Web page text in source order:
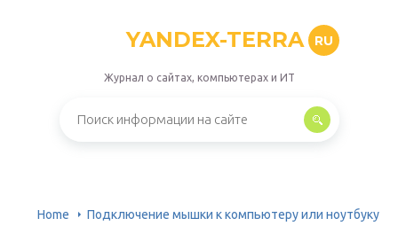
YANDEX-TERRA RU
Журнал о сайтах, компьютерах и ИТ
Home Подключение мышки к компьютеру или ноутбуку